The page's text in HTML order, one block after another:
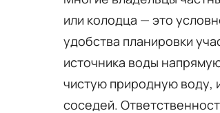
или колодца — это
удобства планировки
источника воды
чистую природную воду,
соседей.